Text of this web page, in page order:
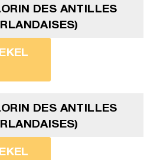
DES ANTILLES
DES ANTILLES